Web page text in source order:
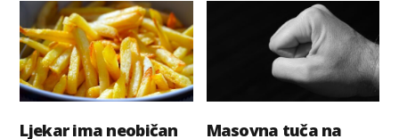
Ljekar ima neobičan Masovna tuča na